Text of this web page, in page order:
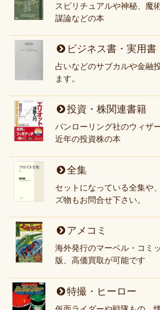
スピリチュアルや神秘、魔
謀論などの本
ビジネス書・実用書
占いなどのサブカルや金融
ます。
投資・株関連書籍
パンローリング社のウィザ
近年の投資株の本
全集
セットになっている全集や
ズ物もお問合せ下さい。
アメコミ
海外発行のマーベル・コミ
版、高価買取が可能です
特撮・ヒーロー